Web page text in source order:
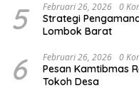
5 Februari 26, 2026 0
Strategi
Lombok Barat
6 Februari 26, 2026 0
Pesan Kamtibmas
Tokoh Desa